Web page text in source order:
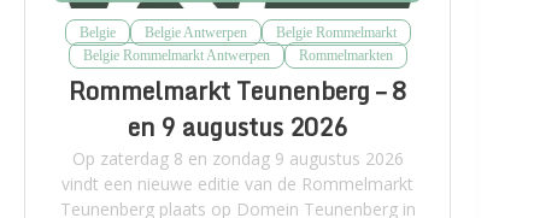
Belgie Belgie Antwerpen
Belgie Rommelmarkt
Belgie Rommelmarkt Antwerpen
Rommelmarkten
Rommelmarkt Teunenberg – 8
en 9 augustus 2026
Op zaterdag 8 en zondag 9 augustus 2026
vindt een nieuwe editie van de Rommelmarkt
Teunenberg plaats op Domein Teunenberg in